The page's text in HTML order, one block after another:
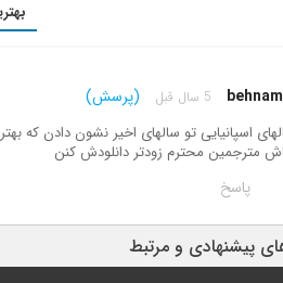
5 سال قبل (پرسش)
اسپانیایی تو سالهای اخیر نشون دادن که
مترجمین محترم زودتر دانلودش کنن
پاسخ
پیشنهادی و مرتبط